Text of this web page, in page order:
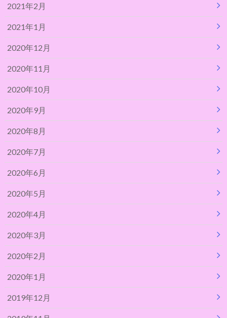
2021年2月
2021年1月
2020年12月
2020年11月
2020年10月
2020年9月
2020年8月
2020年7月
2020年6月
2020年5月
2020年4月
2020年3月
2020年2月
2020年1月
2019年12月